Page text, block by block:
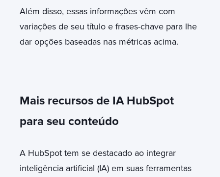
Além disso, essas informações vêm com
variações de seu título e frases-chave para lhe
dar opções baseadas nas métricas acima.
Mais recursos de IA HubSpot
para seu conteúdo
A HubSpot tem se destacado ao integrar
inteligência artificial (IA) em suas ferramentas